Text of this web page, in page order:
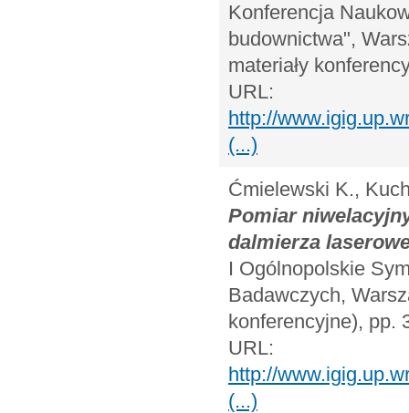
Konferencja
budownictwa",
materiały
URL:
http://
(...)
Ćmielewski K.,
Pomiar
dalmierza
I Ogólnopolskie
Badawczych,
konferencyjne), pp.
URL:
http://
(...)